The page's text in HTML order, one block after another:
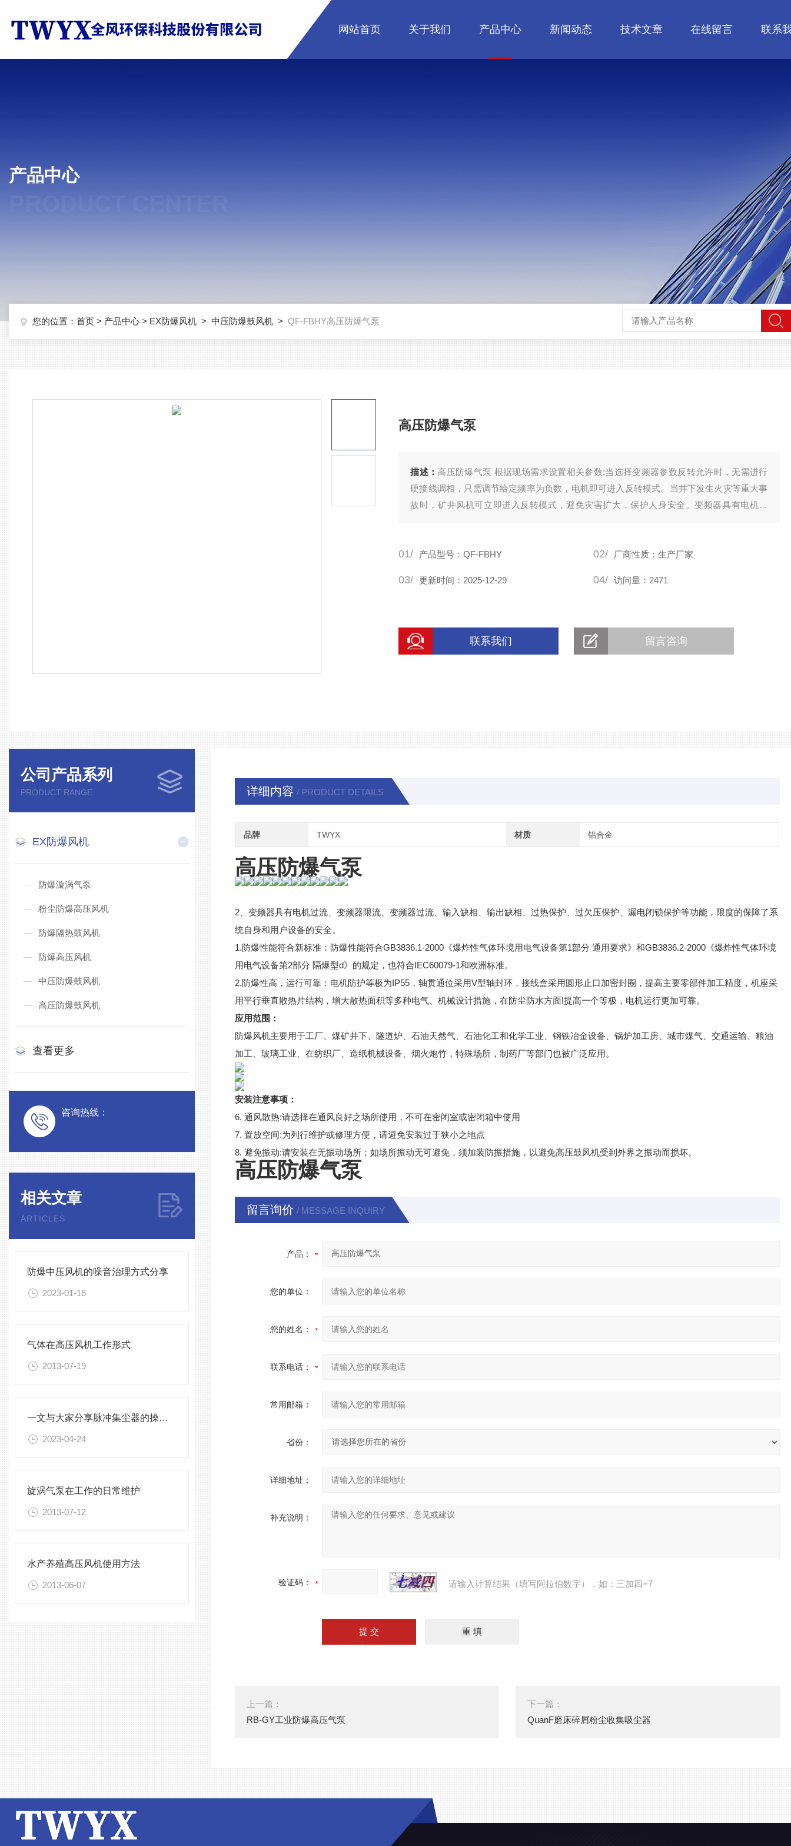
网站首页 关于我们 产品中心 新闻动态 技术文章 在线留言 联系
产品中心
您的位置： 首页 > 产品中心 > EX防爆风机 > 中压防爆鼓风机 > QF-FBHY高压防爆气泵
高压防爆气泵
描述： 高压防爆气泵 根据现场需求设置相关参数;当选择变频器参数反转允许时，无需进行
硬接线调相，只需调节给定频率为负数，电机即可进入反转模式。当井下发生火灾等重大事
故时，矿井风机可立即进入反转模式，避免灾害扩大，保护人身安全。变频器具有电机过
01/ 产品型号：QF-FBHY 02/ 厂商性质：生产厂家
03/ 更新时间：2025-12-29 04/ 访问量：2471
联系我们 留言咨询
公司产品系列
PRODUCT RANGE
EX防爆风机
防爆漩涡气泵
粉尘防爆高压风机
防爆隔热鼓风机
防爆高压风机
中压防爆鼓风机
高压防爆鼓风机
查看更多
咨询热线：
相关文章
ARTICLES
防爆中压风机的噪音治理方式分享
2023-01-16
气体在高压风机工作形式
2013-07-19
一文与大家分享脉冲集尘器的操作方法
2023-04-24
旋涡气泵在工作的日常维护
2013-07-12
水产养殖高压风机使用方法
2013-06-07
详细内容 / PRODUCT DETAILS
品牌 TWYX 材质 铝合金
高压防爆气泵
2、变频器具有电机过流、变频器限流、变频器过流、输入缺相、输出缺相、过热保护、过欠压保护、漏电闭锁保护等功能，限度的保障了系
统自身和用户设备的安全。
1.防爆性能符合新标准：防爆性能符合GB3836.1-2000《爆炸性气体环境用电气设备第1部分 通用要求》和GB3836.2-2000《爆炸性气体环境
用电气设备第2部分 隔爆型d》的规定，也符合IEC60079-1和欧洲标准。
2.防爆性高，运行可靠：电机防护等极为IP55，轴贯通位采用V型轴封环，接线盒采用圆形止口加密封圈，提高主要零部件加工精度，机座采
用平行垂直散热片结构，增大散热面积等多种电气、机械设计措施，在防尘防水方面I提高一个等极，电机运行更加可靠。
应用范围：
防爆风机主要用于工厂、煤矿井下、隧道炉、石油天然气、石油化工和化学工业、钢铁冶金设备、锅炉加工房、城市煤气、交通运输、粮油
加工、玻璃工业、在纺织厂、造纸机械设备、烟火炮竹，特殊场所，制药厂等部门也被广泛应用。
安装注意事项：
6. 通风散热:请选择在通风良好之场所使用，不可在密闭室或密闭箱中使用
7. 置放空间:为列行维护或修理方便，请避免安装过于狭小之地点
8. 避免振动:请安装在无振动场所；如场所振动无可避免，须加装防振措施，以避免高压鼓风机受到外界之振动而损坏。
高压防爆气泵
留言询价 / MESSAGE INQUIRY
产品：
您的单位：
您的姓名：
联系电话：
常用邮箱：
省份：
详细地址：
补充说明：
验证码： 请输入计算结果（填写阿拉伯数字），如：三加四=7
上一篇：
RB-GY工业防爆高压气泵
下一篇：
QuanF磨床碎屑粉尘收集吸尘器